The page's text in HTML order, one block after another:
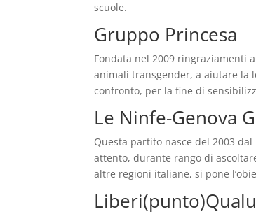
scuole.
Gruppo Princesa
Fondata nel 2009 ringraziamenti
animali transgender, a aiutare la
confronto, per la fine di
Le Ninfe-Genova
Questa partito nasce del 2003
attento, durante rango di
altre regioni italiane, si pone